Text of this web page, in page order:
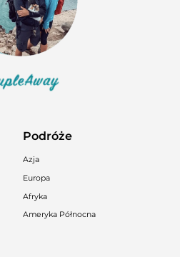
Podróże
Azja
Europa
Afryka
Ameryka Północna